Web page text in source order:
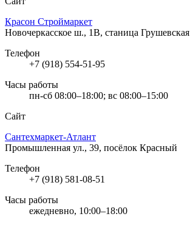
Красон Строймаркет
Новочеркасское ш., 1В, станица Грушевская
Телефон
+7 (918) 554-51-95
Часы работы
пн-сб 08:00–18:00; вс 08:00–15:00
Сайт
Сантехмаркет-Атлант
Промышленная ул., 39, посёлок Красный
Телефон
+7 (918) 581-08-51
Часы работы
ежедневно, 10:00–18:00